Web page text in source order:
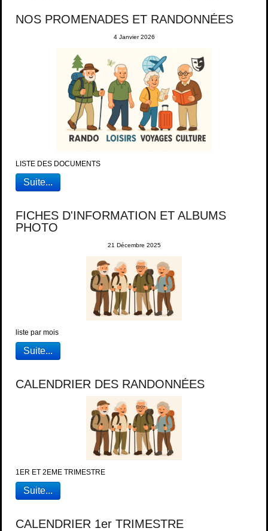
NOS PROMENADES ET RANDONNÉES
4 Janvier 2026
LISTE DES DOCUMENTS
Suite...
FICHES D'INFORMATION ET ALBUMS
PHOTO
21 Décembre 2025
liste par mois
Suite...
CALENDRIER DES RANDONNÉES
1ER ET 2EME TRIMESTRE
Suite...
CALENDRIER 1er TRIMESTRE